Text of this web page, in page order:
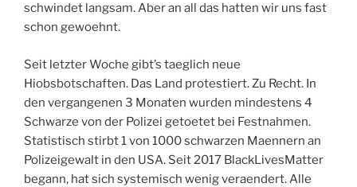
schwindet langsam. Aber an all das hatten wir uns fast
schon gewoehnt.
Seit letzter Woche gibt’s taeglich neue
Hiobsbotschaften. Das Land protestiert. Zu Recht. In
den vergangenen 3 Monaten wurden mindestens 4
Schwarze von der Polizei getoetet bei Festnahmen.
Statistisch stirbt 1 von 1000 schwarzen Maennern an
Polizeigewalt in den USA. Seit 2017 BlackLivesMatter
begann, hat sich systemisch wenig veraendert. Alle